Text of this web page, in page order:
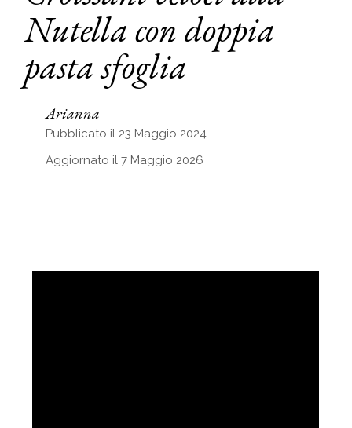
Nutella con doppia
pasta sfoglia
Arianna
Pubblicato il 23 Maggio 2024
Aggiornato il 7 Maggio 2026